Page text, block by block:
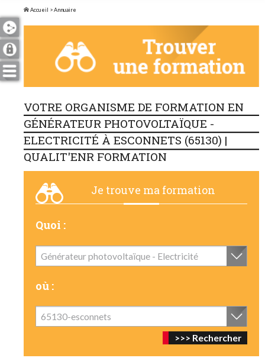
Accueil > Annuaire
VOTRE ORGANISME DE FORMATION EN
GÉNÉRATEUR PHOTOVOLTAÏQUE -
ELECTRICITÉ À ESCONNETS (65130) |
QUALIT'ENR FORMATION
Je trouve ma formation
Quoi :
Générateur photovoltaïque - Electricité
où :
65130-esconnets